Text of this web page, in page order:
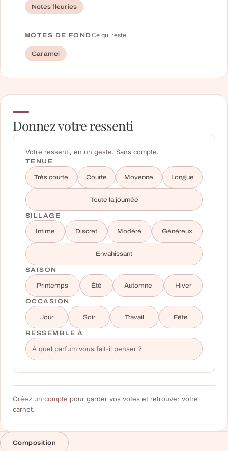
Notes fleuries
NOTES DE FONDCe qui reste
Caramel
Donnez votre ressenti
Votre ressenti, en un geste. Sans compte.
TENUE
Très courte Courte Moyenne Longue
Toute la journée
SILLAGE
Intime Discret Modéré Généreux
Envahissant
SAISON
Printemps Été Automne Hiver
OCCASION
Jour Soir Travail Fête
RESSEMBLE À
Créez un compte pour garder vos votes et retrouver votre
carnet.
Composition